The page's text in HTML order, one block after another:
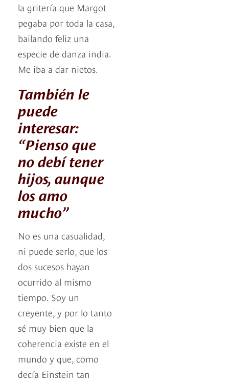
la gritería que Margot
pegaba por toda la casa,
bailando feliz una
especie de danza india.
Me iba a dar nietos.
También le
puede
interesar:
“Pienso que
no debí tener
hijos, aunque
los amo
mucho”
No es una casualidad,
ni puede serlo, que los
dos sucesos hayan
ocurrido al mismo
tiempo. Soy un
creyente, y por lo tanto
sé muy bien que la
coherencia existe en el
mundo y que, como
decía Einstein tan